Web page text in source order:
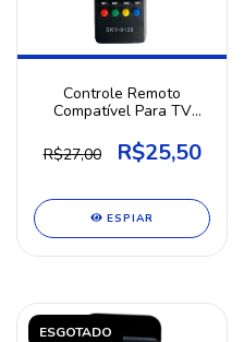
Controle Remoto
Compatível Para TV
R$27,00
R$25,50
ESPIAR
ESGOTADO